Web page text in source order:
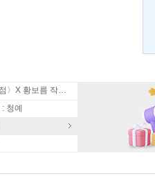
뮤지컬 〈휴남동 서점〉X 황보름 작가 북토크
청예